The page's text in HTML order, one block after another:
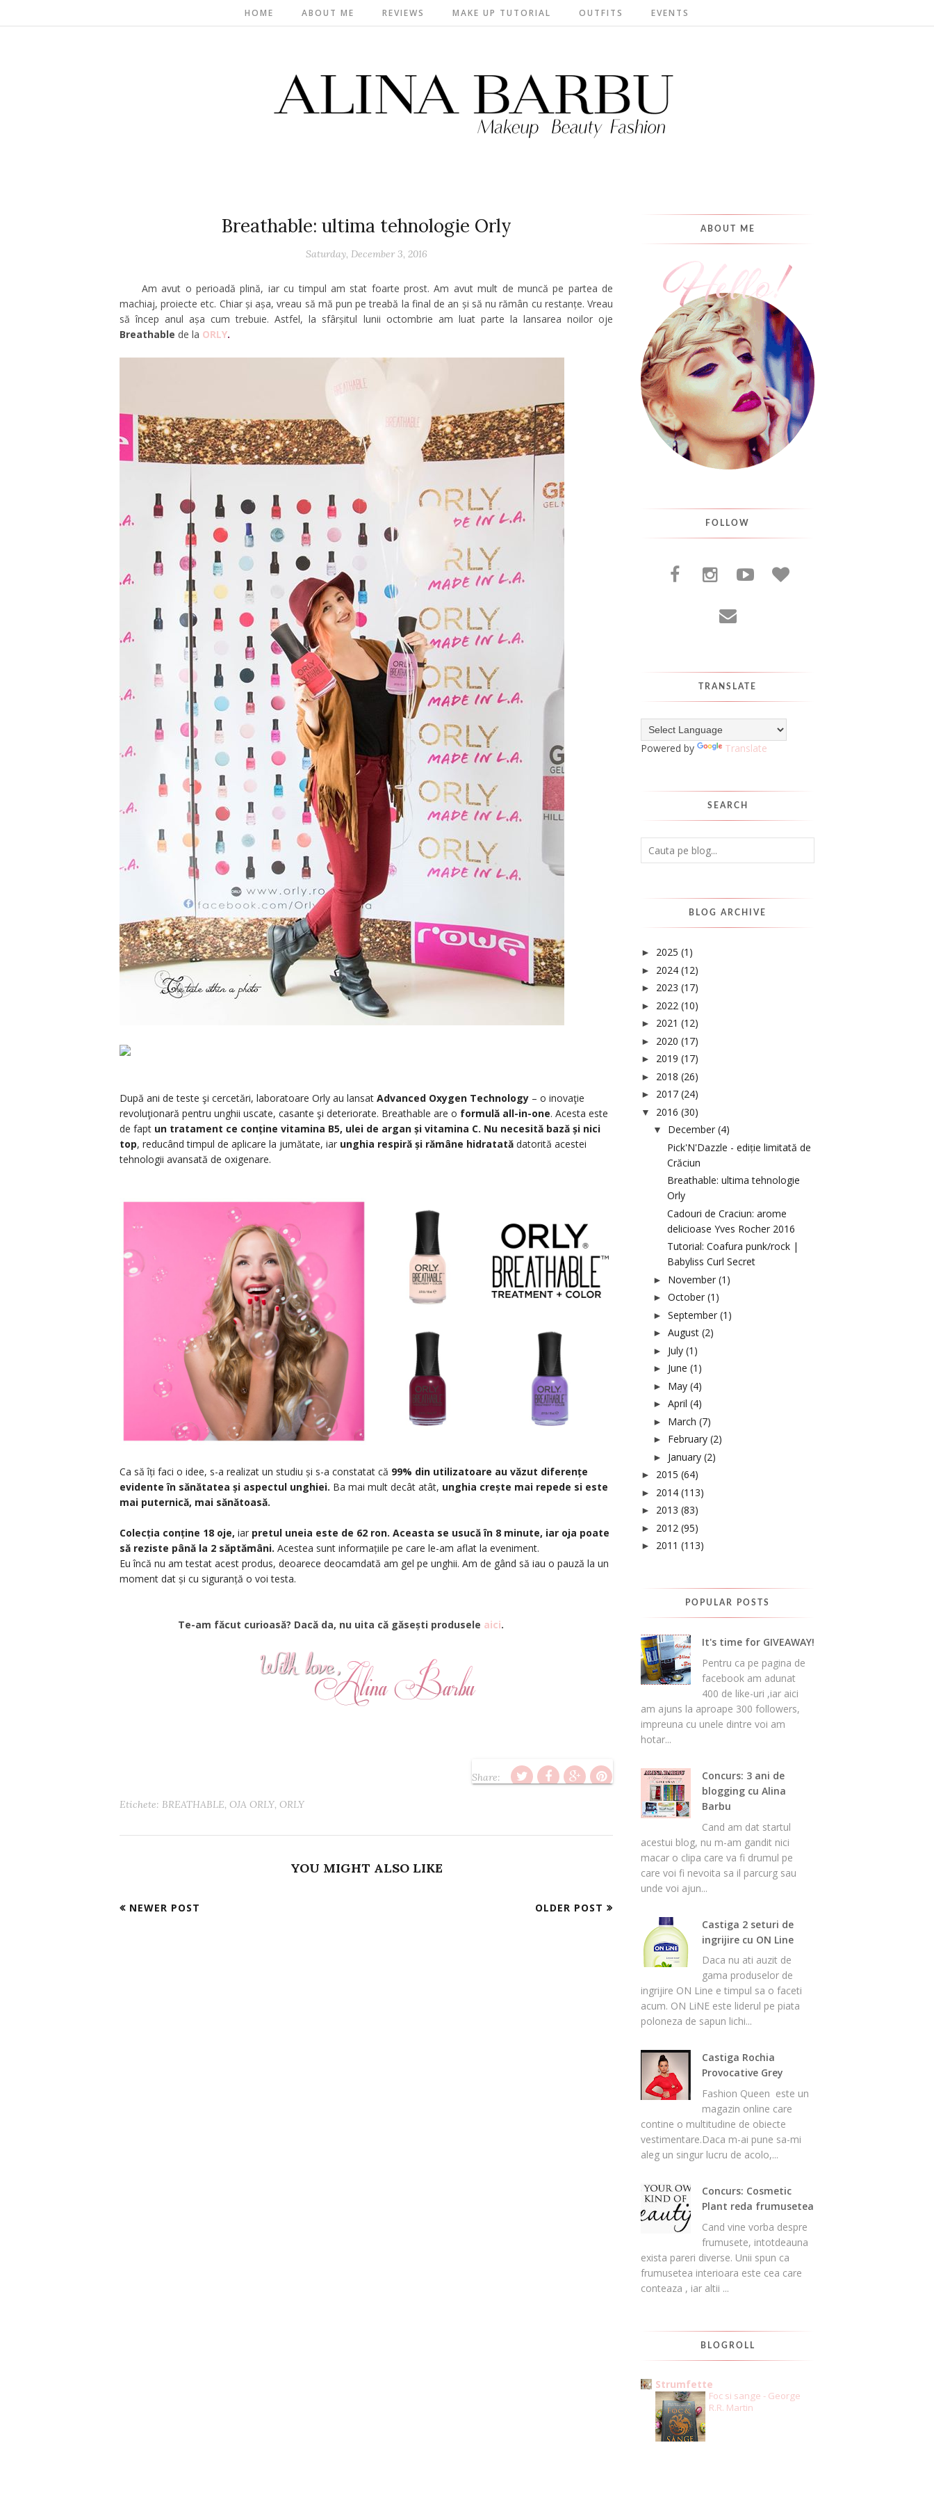
HOME ABOUT ME REVIEWS MAKE UP TUTORIAL OUTFITS EVENTS
Breathable: ultima tehnologie Orly
Saturday, December 3, 2016
Am avut o perioadă plină, iar cu timpul am stat foarte prost. Am avut mult de muncă pe partea de
machiaj, proiecte etc. Chiar și așa, vreau să mă pun pe treabă la final de an și să nu rămân cu restanțe. Vreau
să încep anul așa cum trebuie. Astfel, la sfârșitul lunii octombrie am luat parte la lansarea noilor oje
Breathable de la ORLY.
După ani de teste şi cercetări, laboratoare Orly au lansat Advanced Oxygen Technology – o inovaţie
revoluţionară pentru unghii uscate, casante şi deteriorate. Breathable are o formulă all-in-one. Acesta este
de fapt un tratament ce conține vitamina B5, ulei de argan și vitamina C. Nu necesită bază și nici
top, reducând timpul de aplicare la jumătate, iar unghia respiră și rămâne hidratată datorită acestei
tehnologii avansată de oxigenare.
Ca să îți faci o idee, s-a realizat un studiu și s-a constatat că 99% din utilizatoare au văzut diferențe
evidente în sănătatea și aspectul unghiei. Ba mai mult decât atât, unghia crește mai repede si este
mai puternică, mai sănătoasă.
Colecția conține 18 oje, iar pretul uneia este de 62 ron. Aceasta se usucă în 8 minute, iar oja poate
să reziste până la 2 săptămâni. Acestea sunt informațiile pe care le-am aflat la eveniment.
Eu încă nu am testat acest produs, deoarece deocamdată am gel pe unghii. Am de gând să iau o pauză la un
moment dat și cu siguranță o voi testa.
Te-am făcut curioasă? Dacă da, nu uita că găsești produsele aici.
Share:
Etichete: BREATHABLE, OJA ORLY, ORLY
YOU MIGHT ALSO LIKE
NEWER POST OLDER POST
ABOUT ME
FOLLOW
TRANSLATE
Powered by Translate
SEARCH
BLOG ARCHIVE
► 2025 (1)
► 2024 (12)
► 2023 (17)
► 2022 (10)
► 2021 (12)
► 2020 (17)
► 2019 (17)
► 2018 (26)
► 2017 (24)
▼ 2016 (30)
▼ December (4)
Pick'N'Dazzle - ediție limitată de
Crăciun
Breathable: ultima tehnologie
Orly
Cadouri de Craciun: arome
delicioase Yves Rocher 2016
Tutorial: Coafura punk/rock |
Babyliss Curl Secret
► November (1)
► October (1)
► September (1)
► August (2)
► July (1)
► June (1)
► May (4)
► April (4)
► March (7)
► February (2)
► January (2)
► 2015 (64)
► 2014 (113)
► 2013 (83)
► 2012 (95)
► 2011 (113)
POPULAR POSTS
It's time for GIVEAWAY!
Pentru ca pe pagina de
facebook am adunat
400 de like-uri ,iar aici
am ajuns la aproape 300 followers,
impreuna cu unele dintre voi am
hotar...
Concurs: 3 ani de
blogging cu Alina
Barbu
Cand am dat startul
acestui blog, nu m-am gandit nici
macar o clipa care va fi drumul pe
care voi fi nevoita sa il parcurg sau
unde voi ajun...
Castiga 2 seturi de
ingrijire cu ON Line
Daca nu ati auzit de
gama produselor de
ingrijire ON Line e timpul sa o faceti
acum. ON LiNE este liderul pe piata
poloneza de sapun lichi...
Castiga Rochia
Provocative Grey
Fashion Queen este un
magazin online care
contine o multitudine de obiecte
vestimentare.Daca m-ai pune sa-mi
aleg un singur lucru de acolo,...
Concurs: Cosmetic
Plant reda frumusetea
Cand vine vorba despre
frumusete, intotdeauna
exista pareri diverse. Unii spun ca
frumusetea interioara este cea care
conteaza , iar altii ...
BLOGROLL
Strumfette
Foc si sange - George
R.R. Martin